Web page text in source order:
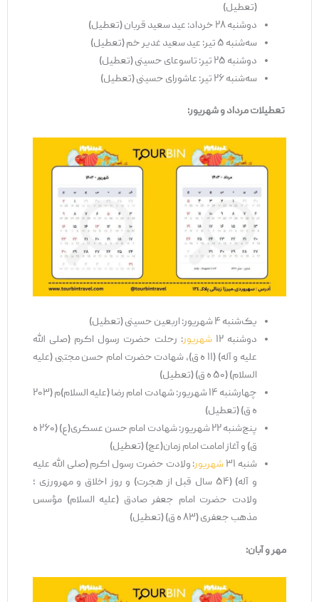
(تعطیل)
دوشنبه ۲۸ خرداد: عید سعید قربان (تعطیل)
سه‌شنبه ۵ تیر: عید سعید غدیر خم (تعطیل)
دوشنبه ۲۵ تیر: تاسوعای حسینی (تعطیل)
سه‌شنبه ۲۶ تیر: عاشورای حسینی (تعطیل)
تعطیلات مرداد و شهریور:
یک‌شنبه ۴ شهریور: اربعین حسینی (تعطیل)
دوشنبه ۱۲
شهریور: رحلت حضرت رسول اکرم (صلی الله
علیه و آله) (۱۱ ه ق)، شهادت حضرت امام حسن مجتبی (علیه
السلام) (۵۰ ه ق) (تعطیل)
چهارشنبه ۱۴ شهریور: شهادت امام رضا (علیه السلام)م (۲۰۳
ه ق) (تعطیل)
پنج‌شنبه ۲۲ شهریور: شهادت امام حسن عسکری(ع) (۲۶۰ ه
ق) و آغاز امامت امام زمان(عج) (تعطیل)
شنبه ۳۱
شهریور: ولادت حضرت رسول اکرم (صلی الله علیه
و آله) (۵۴ سال قبل از هجرت) و روز اخلاق و مهرورزی ؛
ولادت حضرت امام جعفر صادق (علیه السلام) مؤسس
مذهب جعفری (۸۳ ه ق) (تعطیل)
مهر و آبان: